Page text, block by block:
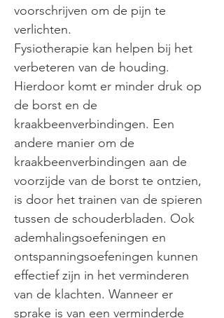
voorschrijven om de pijn te
verlichten.
Fysiotherapie kan helpen bij het
verbeteren van de houding.
Hierdoor komt er minder druk op
de borst en de
kraakbeenverbindingen. Een
andere manier om de
kraakbeenverbindingen aan de
voorzijde van de borst te ontzien,
is door het trainen van de spieren
tussen de schouderbladen. Ook
ademhalingsoefeningen en
ontspanningsoefeningen kunnen
effectief zijn in het verminderen
van de klachten. Wanneer er
sprake is van een verminderde